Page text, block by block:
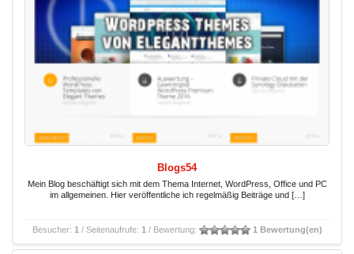
Blogs54
Mein Blog beschäftigt sich mit dem Thema Internet, WordPress, Office und PC
im allgemeinen. Hier veröffentliche ich regelmäßig Beiträge und […]
Besucher: 1 / Seitenaufrufe: 1 / Bewertung: 1 Bewertung(en)